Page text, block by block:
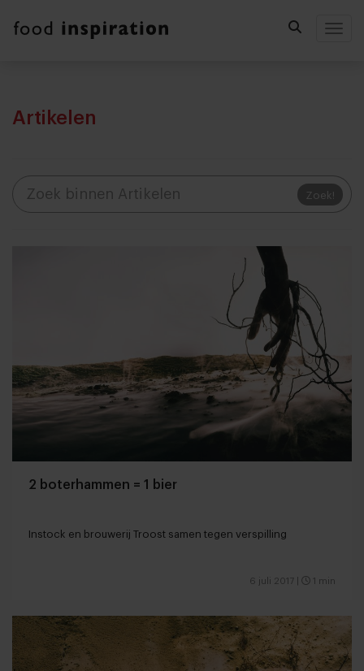
Artikelen
Zoek!
2 boterhammen = 1 bier
Instock en brouwerij Troost samen tegen verspilling
6 juli 2017 1 min